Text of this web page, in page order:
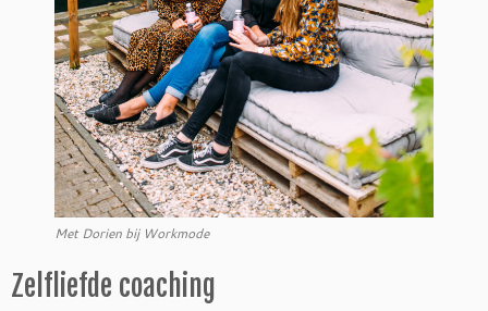
Met Dorien bij Workmode
Zelfliefde coaching